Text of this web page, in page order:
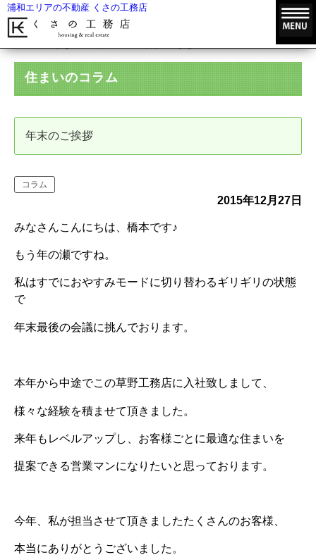
浦和エリアの不動産 くさの工務店
住まいのコラム
年末のご挨拶
コラム
2015年12月27日
みなさんこんにちは、橋本です♪
もう年の瀬ですね。
私はすでにおやすみモードに切り替わるギリギリの状態
で
年末最後の会議に挑んでおります。
本年から中途でこの草野工務店に入社致しまして、
様々な経験を積ませて頂きました。
来年もレベルアップし、お客様ごとに最適な住まいを
提案できる営業マンになりたいと思っております。
今年、私が担当させて頂きましたたくさんのお客様、
本当にありがとうございました。